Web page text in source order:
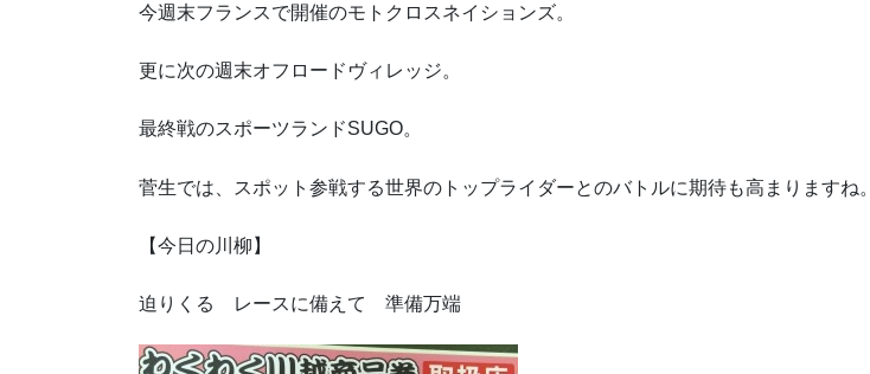
今週末フランスで開催のモトクロスネイションズ。
更に次の週末オフロードヴィレッジ。
最終戦のスポーツランドSUGO。
菅生では、スポット参戦する世界のトップライダーとのバトルに期待も高まりますね。
【今日の川柳】
迫りくる レースに備えて 準備万端